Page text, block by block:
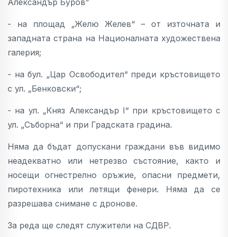
- на площад „Желю Желев“ – от източната и
западната страна на Националната художествена
галерия;
- на бул. „Цар Освободител“ преди кръстовището
с ул. „Бенковски“;
- на ул. „Княз Александър I“ при кръстовището с
ул. „Съборна“ и при Градската градина.
Няма да бъдат допускани граждани във видимо
неадекватно или нетрезво състояние, както и
носещи огнестрелно оръжие, опасни предмети,
пиротехника или летящи фенери. Няма да се
разрешава снимане с дронове.
За реда ще следят служители на СДВР.